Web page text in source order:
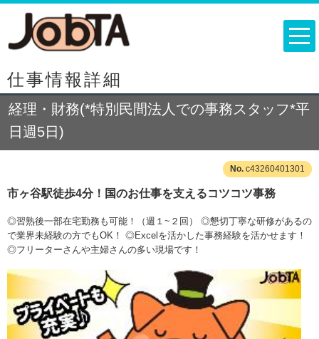
仕事情報詳細
経理・財務(*特別民間法人での事務スタッフ*平
日週5日)
c43260401301
市ヶ谷駅徒歩4分！国のお仕事を支えるコツコツ事務
◎習熟後一部在宅勤務も可能！（週１~２回） ◎懇切丁寧な研修があるの
で業界未経験の方でもOK！ ◎Excelを活かした事務経験を活かせます！
◎フリーターさんや主婦さんの多い現場です！